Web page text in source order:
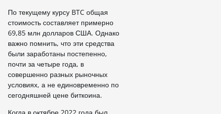
По текущему курсу BTC общая
стоимость составляет примерно
69,85 млн долларов США. Однако
важно помнить, что эти средства
были заработаны постепенно,
почти за четыре года, в
совершенно разных рыночных
условиях, а не единовременно по
сегодняшней цене биткоина.
Когда в октябре 2022 года был